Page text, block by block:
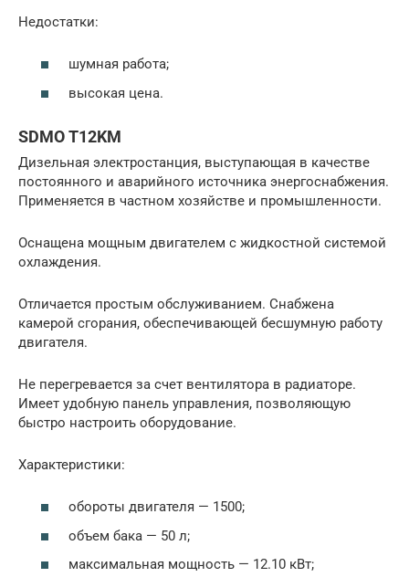
Недостатки:
шумная работа;
высокая цена.
SDMO T12KM
Дизельная электростанция, выступающая в качестве
постоянного и аварийного источника энергоснабжения.
Применяется в частном хозяйстве и промышленности.
Оснащена мощным двигателем с жидкостной системой
охлаждения.
Отличается простым обслуживанием. Снабжена
камерой сгорания, обеспечивающей бесшумную работу
двигателя.
Не перегревается за счет вентилятора в радиаторе.
Имеет удобную панель управления, позволяющую
быстро настроить оборудование.
Характеристики:
обороты двигателя — 1500;
объем бака — 50 л;
максимальная мощность — 12.10 кВт;